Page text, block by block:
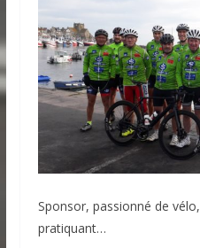
Sponsor, passionné de vélo,
pratiquant…